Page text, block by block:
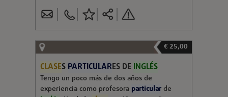
€ 25,00
CLASES PARTICULARES DE INGLÉS
Tengo un poco más de dos años de
experiencia como profesora particularde